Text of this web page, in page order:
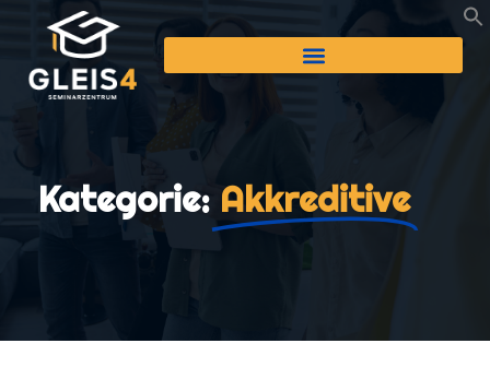
Kategorie: Akkreditive